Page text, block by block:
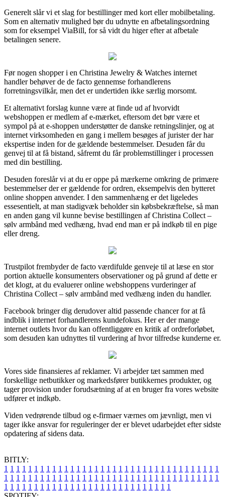
Generelt slår vi et slag for bestillinger med kort eller mobilbetaling.
Som en alternativ mulighed bør du udnytte en afbetalingsordning
som for eksempel ViaBill, for så vidt du higer efter at afbetale
betalingen senere.
Før nogen shopper i en Christina Jewelry & Watches internet
handler behøver de de facto gennemse forhandlerens
forretningsvilkår, men det er undertiden ikke særlig morsomt.
Et alternativt forslag kunne være at finde ud af hvorvidt
webshoppen er medlem af e-mærket, eftersom det bør være et
sympol på at e-shoppen understøtter de danske retningslinjer, og at
internet virksomheden en gang i mellem besøges af jurister der har
ekspertise inden for de gældende bestemmelser. Desuden får du
genvej til at få bistand, såfremt du får problemstillinger i processen
med din bestilling.
Desuden foreslår vi at du er oppe på mærkerne omkring de primære
bestemmelser der er gældende for ordren, eksempelvis den bytteret
online shoppen anvender. I den sammenhæng er det ligeledes
essesentielt, at man stadigvæk beholder sin købsbekræftelse, så man
en anden gang vil kunne bevise bestillingen af Christina Collect –
sølv armbånd med vedhæng, hvad end man er på indkøb til en pige
eller dreng.
Trustpilot frembyder de facto værdifulde genveje til at læse en stor
portion aktuelle konsumenters observationer og på grund af dette er
det klogt, at du evaluerer online webshoppens vurderinger af
Christina Collect – sølv armbånd med vedhæng inden du handler.
Facebook bringer dig derudover altid passende chancer for at få
indblik i internet forhandlerens kundefokus. Her er der mange
internet outlets hvor du kan offentliggøre en kritik af ordreforløbet,
som desuden kan udnyttes til vurdering af hvor tilfredse kunderne er.
Vores side finansieres af reklamer. Vi arbejder tæt sammen med
forskellige netbutikker og markedsfører butikkernes produkter, og
tager provision under forudsætning af at en bruger fra vores website
udfører et indkøb.
Viden vedrørende tilbud og e-firmaer værnes om jævnligt, men vi
tager ikke ansvar for reguleringer der er blevet udarbejdet efter sidste
opdatering af sidens data.
BITLY:
1 1 1 1 1 1 1 1 1 1 1 1 1 1 1 1 1 1 1 1 1 1 1 1 1 1 1 1 1 1 1 1 1 1 1 1
1 1 1 1 1 1 1 1 1 1 1 1 1 1 1 1 1 1 1 1 1 1 1 1 1 1 1 1 1 1 1 1 1 1 1 1
1 1 1 1 1 1 1 1 1 1 1 1 1 1 1 1 1 1 1 1 1 1 1 1 1 1 1 1